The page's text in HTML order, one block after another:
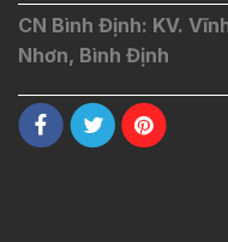
CN Bình Định: KV.
Nhơn, Bình Định